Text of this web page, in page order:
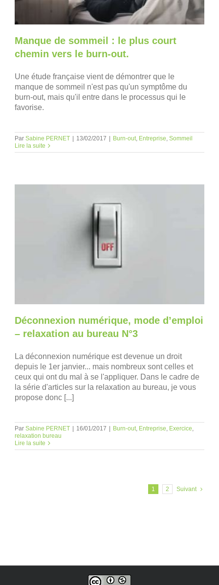
Manque de sommeil : le plus court
chemin vers le burn-out.
Une étude française vient de démontrer que le
manque de sommeil n'est pas qu'un symptôme du
burn-out, mais qu'il entre dans le processus qui le
favorise.
Par Sabine PERNET 13/02/2017 Burn-out, Entreprise, Sommeil
Lire la suite
Déconnexion numérique, mode d’emploi
– relaxation au bureau N°3
La déconnexion numérique est devenue un droit
depuis le 1er janvier... mais nombreux sont celles et
ceux qui ont du mal à se l'appliquer. Dans le cadre de
la série d'articles sur la relaxation au bureau, je vous
propose donc [...]
Par Sabine PERNET 16/01/2017 Burn-out, Entreprise, Exercice,
relaxation bureau
Lire la suite
1 2 Suivant